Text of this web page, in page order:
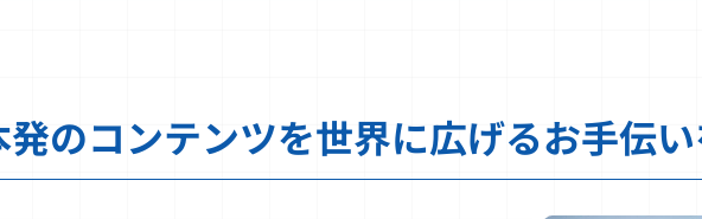
発のコンテンツを世界に広げるお手伝